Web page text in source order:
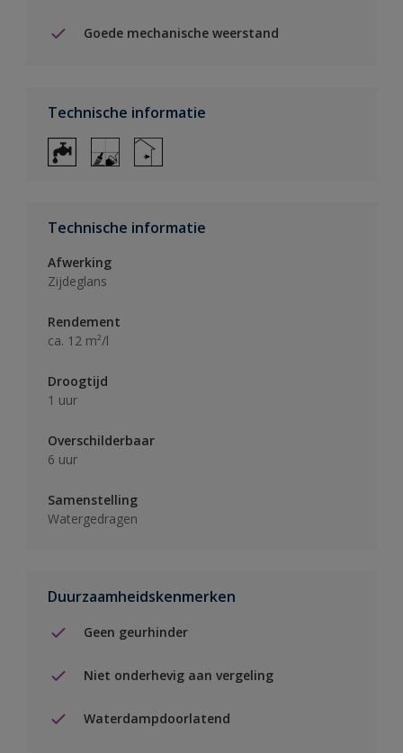
Goede mechanische weerstand
Technische informatie
Technische informatie
Afwerking
Zijdeglans
Rendement
ca. 12 m²/l
Droogtijd
1 uur
Overschilderbaar
6 uur
Samenstelling
Watergedragen
Duurzaamheidskenmerken
Geen geurhinder
Niet onderhevig aan vergeling
Waterdampdoorlatend